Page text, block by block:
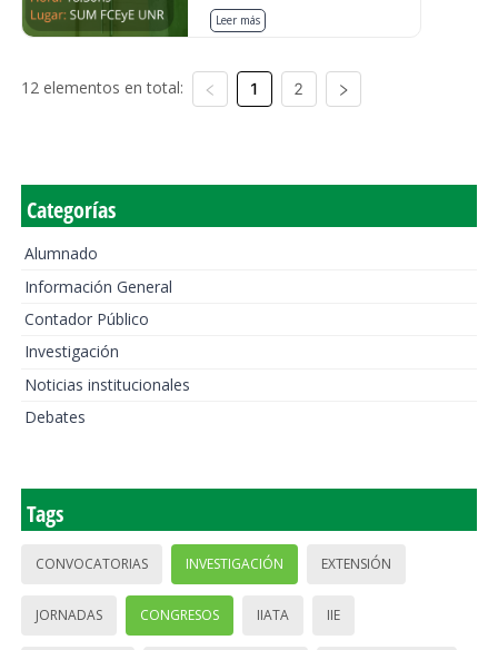
Leer más
12 elementos en total: 1 2
Categorías
Alumnado
Información General
Contador Público
Investigación
Noticias institucionales
Debates
Tags
CONVOCATORIAS INVESTIGACIÓN EXTENSIÓN
JORNADAS CONGRESOS IIATA IIE